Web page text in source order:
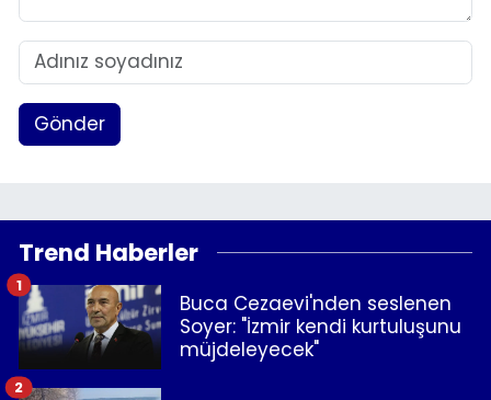
Gönder
Trend Haberler
Buca Cezaevi'nden seslenen
Soyer: "İzmir kendi kurtuluşunu
müjdeleyecek"
1
2